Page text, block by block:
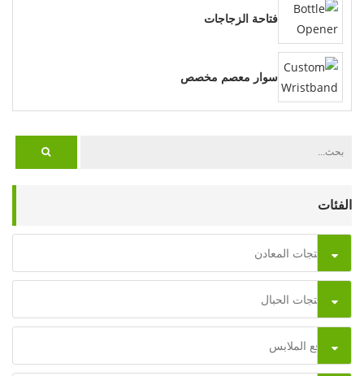
الفئات
منتجات المعادن
منتجات الحبال
رقع الملابس
فتاحة الزجاجات
سوار معصم مخصص